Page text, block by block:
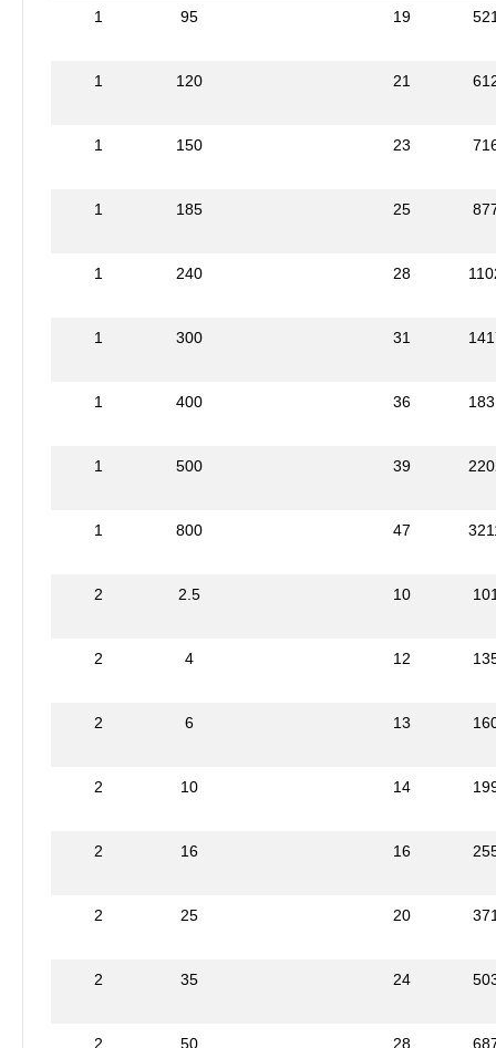
1 95 19
1 120 21
1 150 23
1 185 25
1 240 28
1 300 31
1 400 36
1 500 39
1 800 47
2 2.5 10
2 4 12
2 6 13
2 10 14
2 16 16
2 25 20
2 35 24
2 50 28